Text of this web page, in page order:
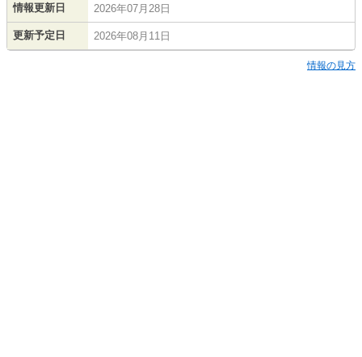
情報更新日 2026年07月28日
更新予定日 2026年08月11日
情報の見方